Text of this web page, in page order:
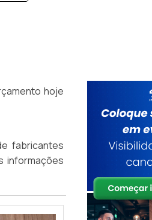
hoje
fabricantes
informações